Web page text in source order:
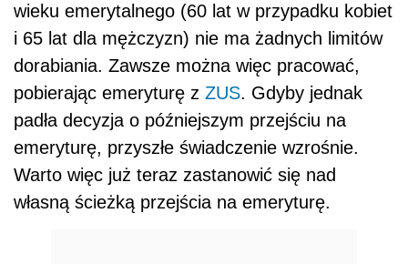
wieku emerytalnego (60 lat w przypadku kobiet
i 65 lat dla mężczyzn) nie ma żadnych limitów
dorabiania. Zawsze można więc pracować,
pobierając emeryturę z ZUS. Gdyby jednak
padła decyzja o późniejszym przejściu na
emeryturę, przyszłe świadczenie wzrośnie.
Warto więc już teraz zastanowić się nad
własną ścieżką przejścia na emeryturę.